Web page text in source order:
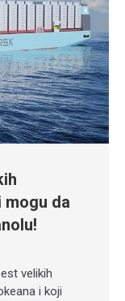
da
velikih
i koji